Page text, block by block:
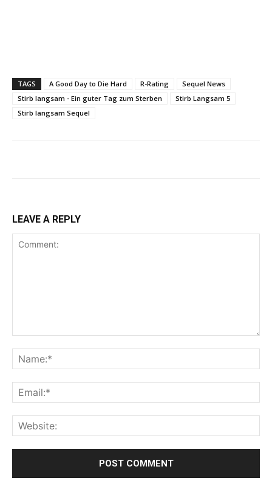
TAGS A Good Day to Die Hard R-Rating
Sequel News
Stirb langsam - Ein guter Tag zum Sterben
Stirb Langsam 5
Stirb langsam Sequel
LEAVE A REPLY